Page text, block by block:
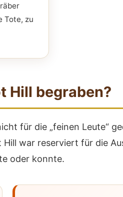
Tote, zu
Hill begraben?
für die „feinen Leute“
war reserviert für die
oder konnte.